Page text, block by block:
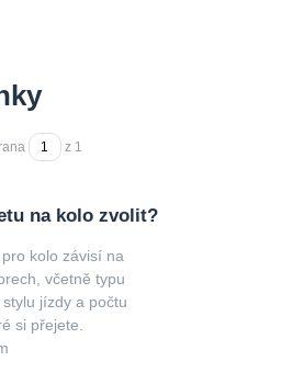
z 1
na kolo zvolit?
kolo závisí na
včetně typu
jízdy a počtu
si přejete.